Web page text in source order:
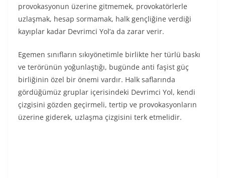
provokasyonun üzerine gitmemek, provokatörlerle
uzlaşmak, hesap sormamak, halk gençliğine verdiği
kayıplar kadar Devrimci Yol’a da zarar verir.
Egemen sınıfların sıkıyönetimle birlikte her türlü baskı
ve terörünün yoğunlaştığı, bugünde anti faşist güç
birliğinin özel bir önemi vardır. Halk saflarında
gördüğümüz gruplar içerisindeki Devrimci Yol, kendi
çizgisini gözden geçirmeli, tertip ve provokasyonların
üzerine giderek, uzlaşma çizgisini terk etmelidir.